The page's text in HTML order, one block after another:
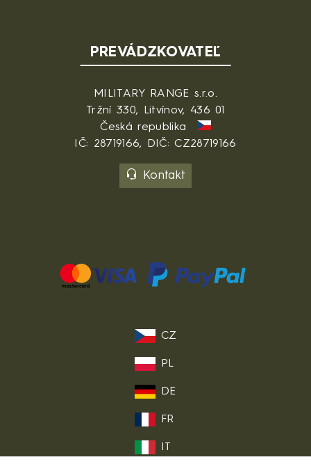
PREVÁDZKOVATEĽ
MILITARY RANGE s.r.o.
Tržní 330, Litvínov, 436 01
Česká republika
IČ: 28719166, DIČ: CZ28719166
Kontakt
CZ
PL
DE
FR
IT